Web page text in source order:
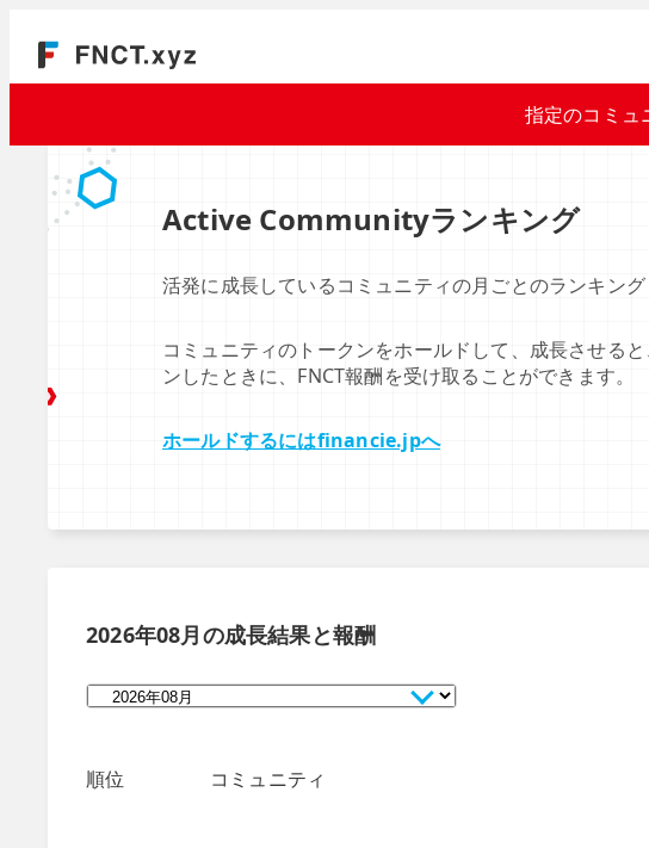
指定のコミ
Active Communityランキング
活発に成長しているコミュニティの月ごとのランキング
コミュニティのトークンをホールドして、成長させる
ンしたときに、FNCT報酬を受け取ることができます。
ホールドするにはfinancie.jpへ
2026年08月の成長結果と報酬
順位 コミュニティ